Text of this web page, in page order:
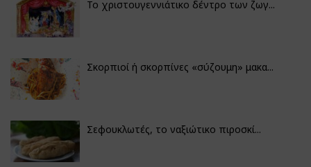
Το χριστουγεννιάτικο δέντρο των ζωγ...
Σκορπιοί ή σκορπίνες «σύζουμη» μακα...
Σεφουκλωτές, το ναξιώτικο πιροσκί...